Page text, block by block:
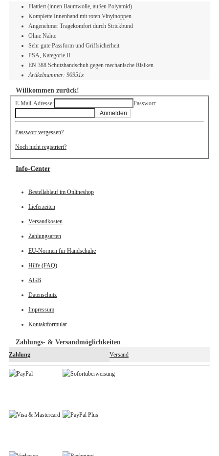
Plattiert (innen Baumwolle, außen Polyamid)
Komplette Innenhand mit roten Vinylnoppen
Angenehmer Tragekomfort durch Strickbund
Ohne Nähte
Sehr gute Passform und Griffsicherheit
PSA, Kategorie II
EN 388 Schutzhandschuh gegen mechanische Risiken
Artikelnummer: 90951x
Willkommen zurück!
E-Mail-Adresse:
Passwort:
Anmelden
Passwort vergessen?
Noch nicht registriert?
Info-Center
Bestellablauf im Onlineshop
Lieferzeiten
Versandkosten
Zahlungsarten
EU-Normen für Handschuhe
Hilfe (FAQ)
AGB
Datenschutz
Impressum
Kontaktformular
Zahlungs- & Versandmöglichkeiten
Zahlung Versand